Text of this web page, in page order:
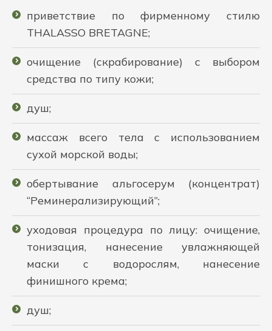
приветствие по фирменному стилю
THALASSO BRETAGNE;
очищение (скрабирование) с выбором
средства по типу кожи;
душ;
массаж всего тела с использованием
сухой морской воды;
обертывание альгосерум (концентрат)
“Реминерализирующий”;
уходовая процедура по лицу: очищение,
тонизация, нанесение увлажняющей
маски с водорослям, нанесение
финишного крема;
душ;